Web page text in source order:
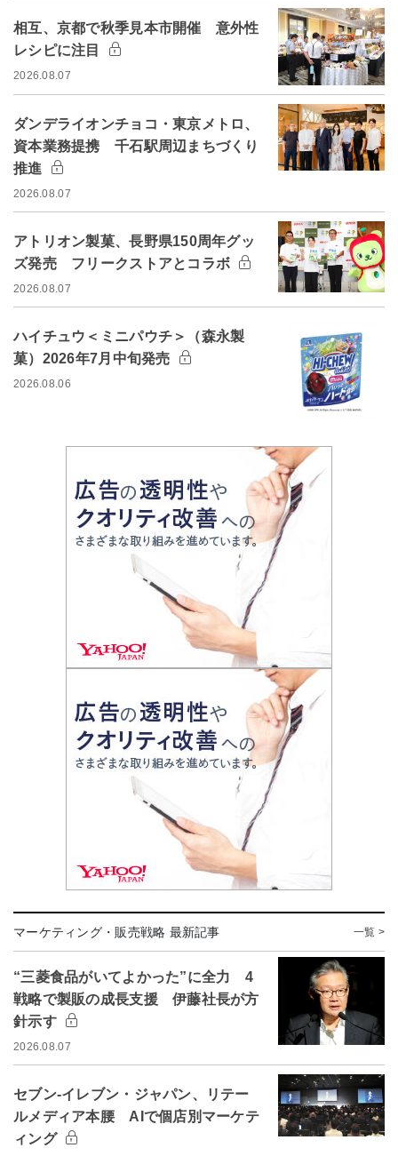
相互、京都で秋季見本市開催 意外性
レシピに注目
2026.08.07
ダンデライオンチョコ・東京メトロ、
資本業務提携 千石駅周辺まちづくり
推進
2026.08.07
アトリオン製菓、長野県150周年グッ
ズ発売 フリークストアとコラボ
2026.08.07
ハイチュウ＜ミニパウチ＞（森永製
菓）2026年7月中旬発売
2026.08.06
マーケティング・販売戦略 最新記事 一覧 >
“三菱食品がいてよかった”に全力 4
戦略で製販の成長支援 伊藤社長が方
針示す
2026.08.07
セブン-イレブン・ジャパン、リテー
ルメディア本腰 AIで個店別マーケテ
ィング